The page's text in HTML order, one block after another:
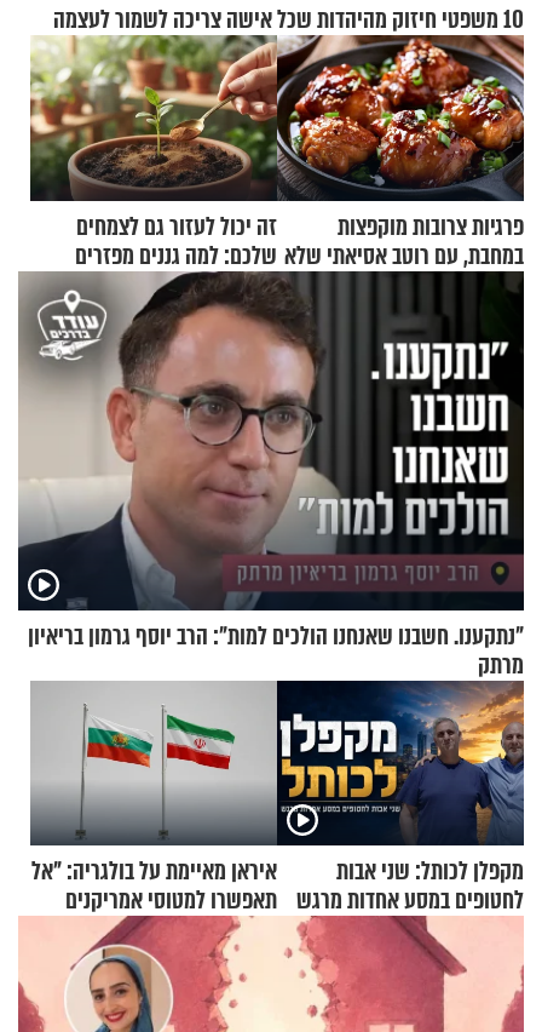
10 משפטי חיזוק מהיהדות שכל אישה צריכה לשמור לעצמה
פרגיות צרובות מוקפצות
במחבת, עם רוטב אסיאתי שלא
יישכח במהרה
זה יכול לעזור גם לצמחים
שלכם: למה גננים מפזרים
קינמון בעציצים?
"נתקענו. חשבנו שאנחנו הולכים למות": הרב יוסף גרמון בריאיון
מרתק
מקפלן לכותל: שני אבות
לחטופים במסע אחדות מרגש
איראן מאיימת על בולגריה: "אל
תאפשרו למטוסי אמריקנים
להמריא מהשטח שלכם"